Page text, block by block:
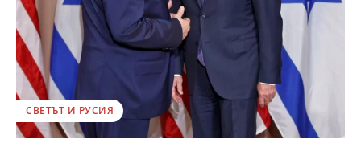
СВЕТЪТ И РУСИЯ